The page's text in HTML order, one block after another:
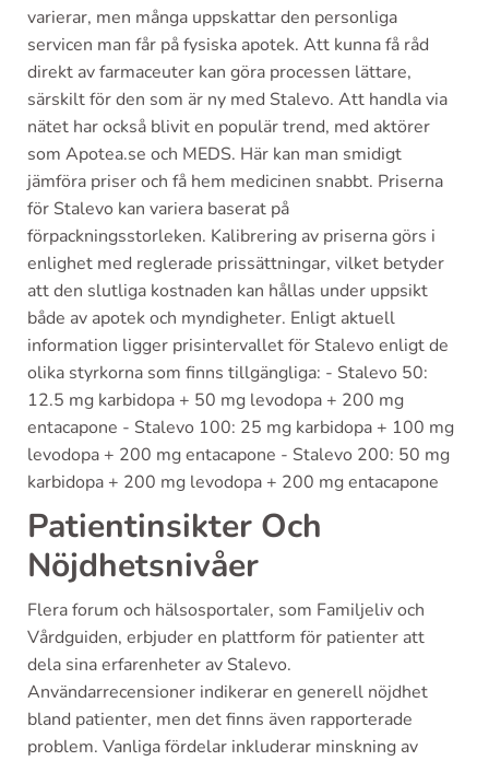
varierar, men många uppskattar den personliga
servicen man får på fysiska apotek. Att kunna få råd
direkt av farmaceuter kan göra processen lättare,
särskilt för den som är ny med Stalevo. Att handla via
nätet har också blivit en populär trend, med aktörer
som Apotea.se och MEDS. Här kan man smidigt
jämföra priser och få hem medicinen snabbt. Priserna
för Stalevo kan variera baserat på
förpackningsstorleken. Kalibrering av priserna görs i
enlighet med reglerade prissättningar, vilket betyder
att den slutliga kostnaden kan hållas under uppsikt
både av apotek och myndigheter. Enligt aktuell
information ligger prisintervallet för Stalevo enligt de
olika styrkorna som finns tillgängliga: - Stalevo 50:
12.5 mg karbidopa + 50 mg levodopa + 200 mg
entacapone - Stalevo 100: 25 mg karbidopa + 100 mg
levodopa + 200 mg entacapone - Stalevo 200: 50 mg
karbidopa + 200 mg levodopa + 200 mg entacapone
Patientinsikter Och
Nöjdhetsnivåer
Flera forum och hälsosportaler, som Familjeliv och
Vårdguiden, erbjuder en plattform för patienter att
dela sina erfarenheter av Stalevo.
Användarrecensioner indikerar en generell nöjdhet
bland patienter, men det finns även rapporterade
problem. Vanliga fördelar inkluderar minskning av